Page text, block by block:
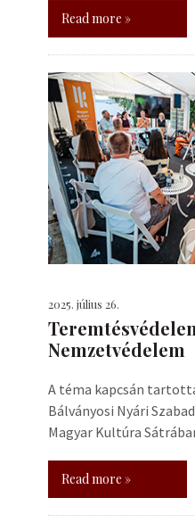
Read more »
2025. július 26.
Nemzetvédelem
A téma kapcsán
Bálványosi Nyári
Magyar Kultúra
Read more »